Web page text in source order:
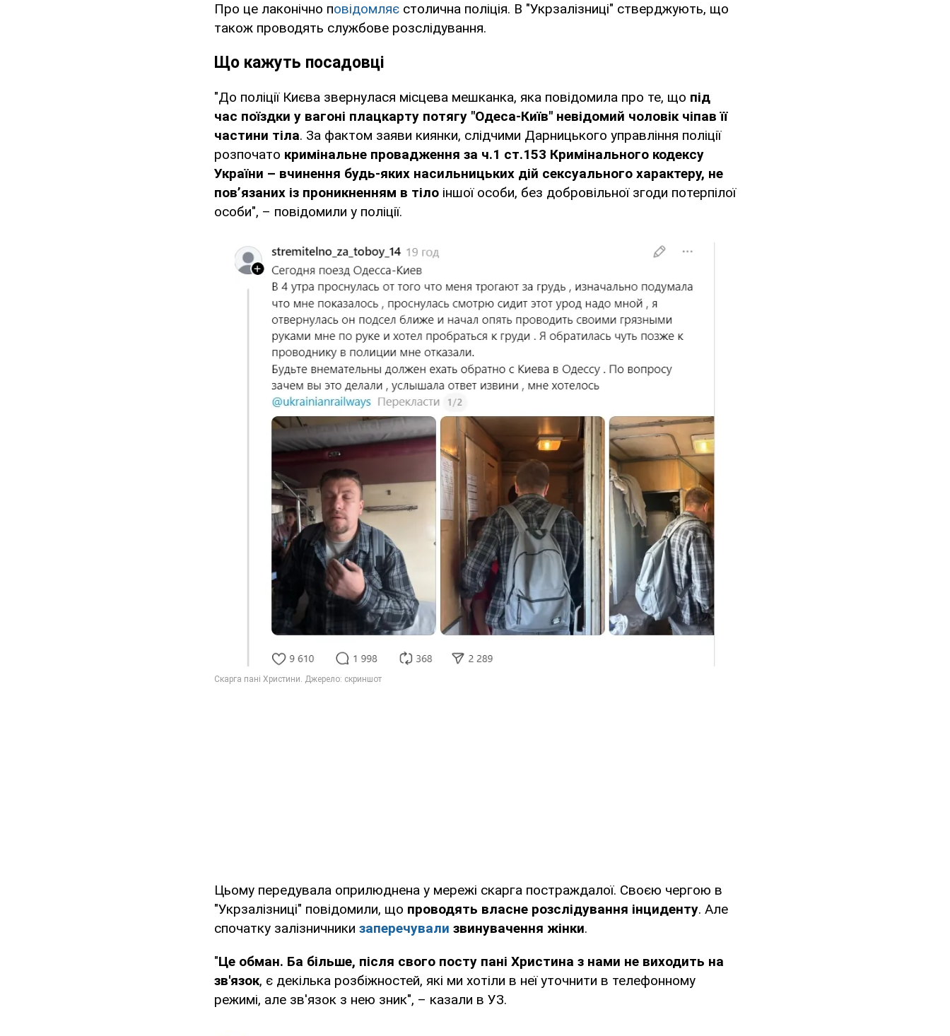
Про це лаконічно повідомляє столична поліція. В "Укрзалізниці" стверджують, що
також проводять службове розслідування.
Що кажуть посадовці
"До поліції Києва звернулася місцева мешканка, яка повідомила про те, що під
час поїздки у вагоні плацкарту потягу "Одеса-Київ" невідомий чоловік чіпав її
частини тіла. За фактом заяви киянки, слідчими Дарницького управління поліції
розпочато кримінальне провадження за ч.1 ст.153 Кримінального кодексу
України – вчинення будь-яких насильницьких дій сексуального характеру, не
пов’язаних із проникненням в тіло іншої особи, без добровільної згоди потерпілої
особи", – повідомили у поліції.
Цьому передувала оприлюднена у мережі скарга постраждалої. Своєю чергою в
"Укрзалізниці" повідомили, що проводять власне розслідування інциденту. Але
спочатку залізничники заперечували звинувачення жінки.
"Це обман. Ба більше, після свого посту пані Христина з нами не виходить на
зв'язок, є декілька розбіжностей, які ми хотіли в неї уточнити в телефонному
режимі, але зв'язок з нею зник", – казали в УЗ.